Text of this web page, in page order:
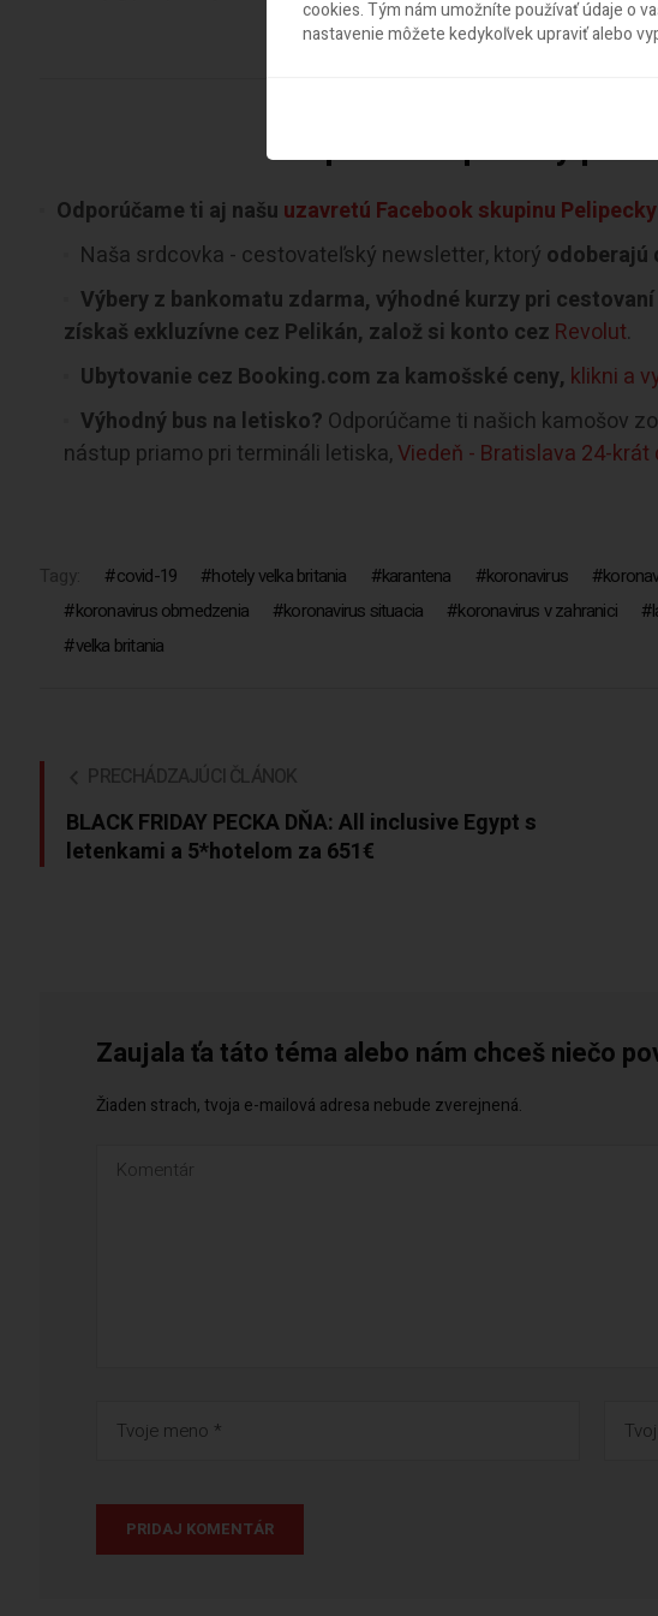
Špeciálne ponuky pre
Odporúčame ti aj našu uzavretú Facebook skupinu
Naša srdcovka - cestovateľský newsletter, ktorý odoberajú
Výbery z bankomatu zdarma, výhodné kurzy pri
získaš exkluzívne cez Pelikán, založ si konto cez Revolut.
Ubytovanie cez Booking.com za kamošské ceny, klikni a
Výhodný bus na letisko? Odporúčame ti našich kamošov
nástup priamo pri termináli letiska,Viedeň - Bratislava 24-krát
Tagy: covid-19 hotely velka britania karantena koronavirus
koronavirus obmedzenia
koronavirus situacia koronavirus v zahranici
velka britania
PRECHÁDZAJÚCI ČLÁNOK
BLACK FRIDAY PECKA DŇA: All inclusive Egypt s
letenkami a 5*hotelom za 651€
Zaujala ťa táto téma alebo nám chceš niečo
Žiaden strach, tvoja e-mailová adresa nebude zverejnená.
cookies. Tým nám umožníte používať údaje o
nastavenie môžete kedykoľvek upraviť alebo